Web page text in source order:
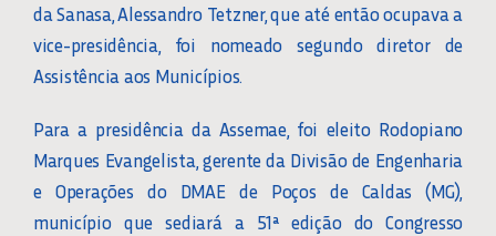
da Sanasa, Alessandro Tetzner, que até então ocupava a
vice-presidência, foi nomeado segundo diretor de
Assistência aos Municípios.
Para a presidência da Assemae, foi eleito Rodopiano
Marques Evangelista, gerente da Divisão de Engenharia
e Operações do DMAE de Poços de Caldas (MG),
município que sediará a 51ª edição do Congresso